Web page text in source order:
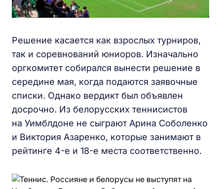
Решение касается как взрослых турниров,
так и соревнований юниоров. Изначально
оргкомитет собирался вынести решение в
середине мая, когда подаются заявочные
списки. Однако вердикт был объявлен
досрочно. Из белорусских теннисистов
на Уимблдоне не сыграют Арина Соболенко
и Виктория Азаренко, которые занимают в
рейтинге 4-е и 18-е места соответственно.